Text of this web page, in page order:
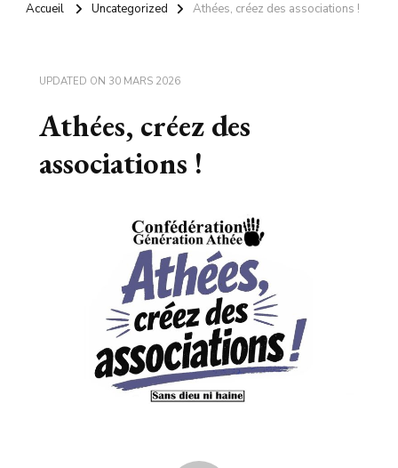
Accueil Uncategorized Athées, créez des associations !
UPDATED ON 30 MARS 2026
Athées, créez des
associations !